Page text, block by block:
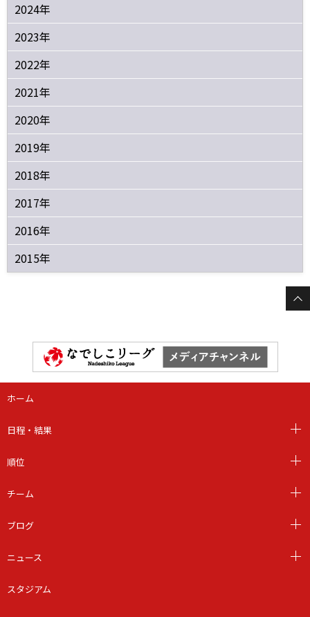
2024年
2023年
2022年
2021年
2020年
2019年
2018年
2017年
2016年
2015年
ホーム
日程・結果
順位
チーム
ブログ
ニュース
スタジアム